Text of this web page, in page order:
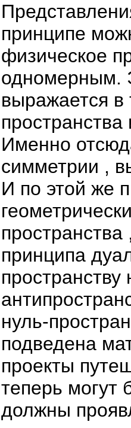
принципе
физическое
одномерным.
выражается в
Именно
симметрии ,
И по этой же
принципа
пространству
нуль-
подведена
проекты
теперь
должны